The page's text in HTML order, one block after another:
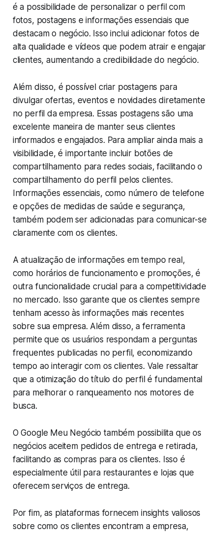
é a possibilidade de personalizar o perfil com
fotos, postagens e informações essenciais que
destacam o negócio. Isso inclui adicionar fotos de
alta qualidade e vídeos que podem atrair e engajar
clientes, aumentando a credibilidade do negócio.
Além disso, é possível criar postagens para
divulgar ofertas, eventos e novidades diretamente
no perfil da empresa. Essas postagens são uma
excelente maneira de manter seus clientes
informados e engajados. Para ampliar ainda mais a
visibilidade, é importante incluir botões de
compartilhamento para redes sociais, facilitando o
compartilhamento do perfil pelos clientes.
Informações essenciais, como número de telefone
e opções de medidas de saúde e segurança,
também podem ser adicionadas para comunicar-se
claramente com os clientes.
A atualização de informações em tempo real,
como horários de funcionamento e promoções, é
outra funcionalidade crucial para a competitividade
no mercado. Isso garante que os clientes sempre
tenham acesso às informações mais recentes
sobre sua empresa. Além disso, a ferramenta
permite que os usuários respondam a perguntas
frequentes publicadas no perfil, economizando
tempo ao interagir com os clientes. Vale ressaltar
que a otimização do título do perfil é fundamental
para melhorar o ranqueamento nos motores de
busca.
O Google Meu Negócio também possibilita que os
negócios aceitem pedidos de entrega e retirada,
facilitando as compras para os clientes. Isso é
especialmente útil para restaurantes e lojas que
oferecem serviços de entrega.
Por fim, as plataformas fornecem insights valiosos
sobre como os clientes encontram a empresa,